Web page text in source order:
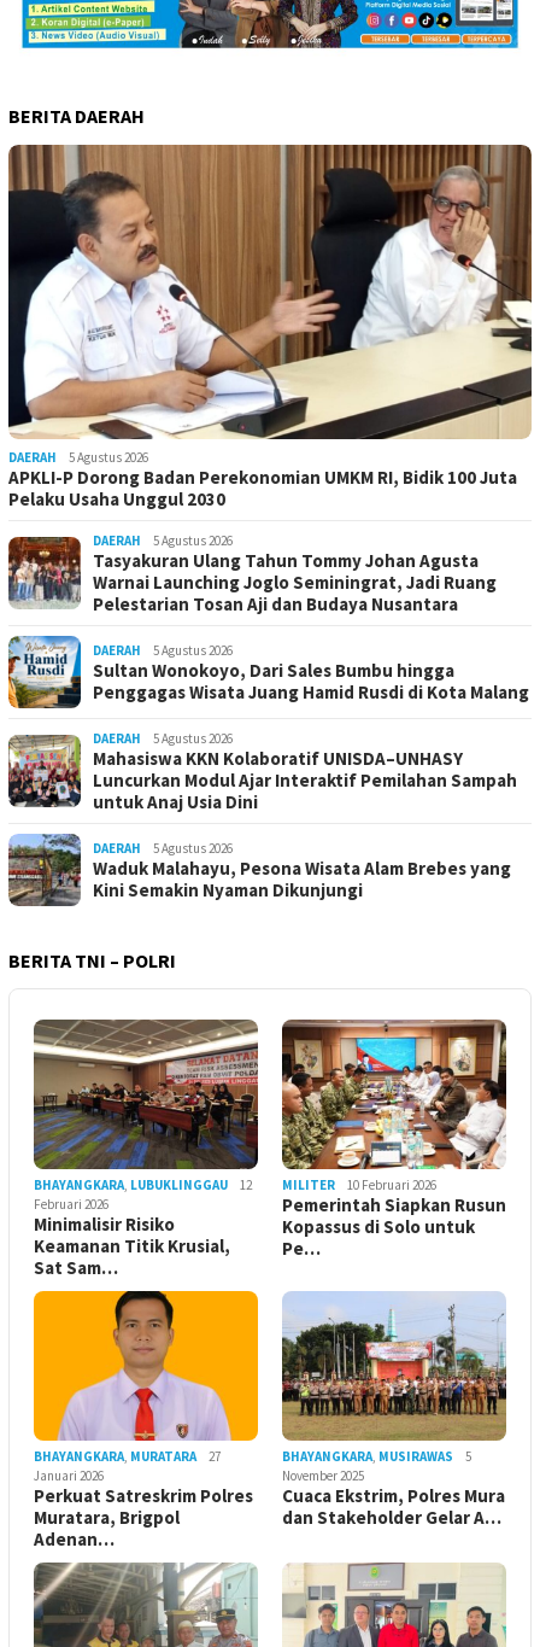
BERITA DAERAH
DAERAH 5 Agustus 2026
APKLI-P Dorong Badan Perekonomian UMKM RI, Bidik 100 Juta
Pelaku Usaha Unggul 2030
DAERAH 5 Agustus 2026
Tasyakuran Ulang Tahun Tommy Johan Agusta
Warnai Launching Joglo Seminingrat, Jadi Ruang
Pelestarian Tosan Aji dan Budaya Nusantara
DAERAH 5 Agustus 2026
Sultan Wonokoyo, Dari Sales Bumbu hingga
Penggagas Wisata Juang Hamid Rusdi di Kota Malang
DAERAH 5 Agustus 2026
Mahasiswa KKN Kolaboratif UNISDA–UNHASY
Luncurkan Modul Ajar Interaktif Pemilahan Sampah
untuk Anaj Usia Dini
DAERAH 5 Agustus 2026
Waduk Malahayu, Pesona Wisata Alam Brebes yang
Kini Semakin Nyaman Dikunjungi
BERITA TNI – POLRI
BHAYANGKARA, LUBUKLINGGAU
12
Februari 2026
Minimalisir Risiko
Keamanan Titik Krusial,
Sat Sam…
MILITER 10 Februari 2026
Pemerintah Siapkan Rusun
Kopassus di Solo untuk
Pe…
BHAYANGKARA, MURATARA
27
Januari 2026
Perkuat Satreskrim Polres
Muratara, Brigpol
Adenan…
BHAYANGKARA, MUSIRAWAS
5
November 2025
Cuaca Ekstrim, Polres Mura
dan Stakeholder Gelar A…